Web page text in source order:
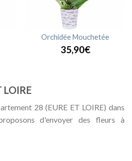
Orchidée Mouchetée
35,90€
LOIRE
28 (EURE ET LOIRE) dans
d'envoyer des fleurs à